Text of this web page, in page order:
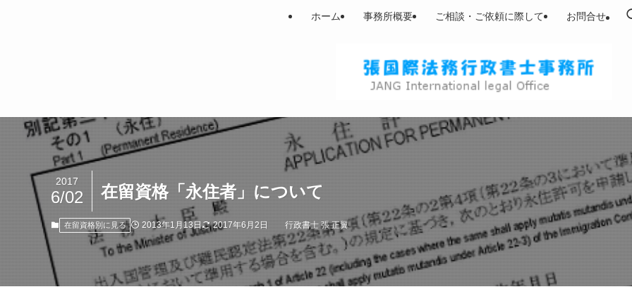
ホーム 事務所概要 ご相談・ご依頼に際して お問合せ
在留資格「永住者」について
2017
6/02
在留資格別に見る 2013年1月13日 2017年6月2日 行政書士 張 正翼